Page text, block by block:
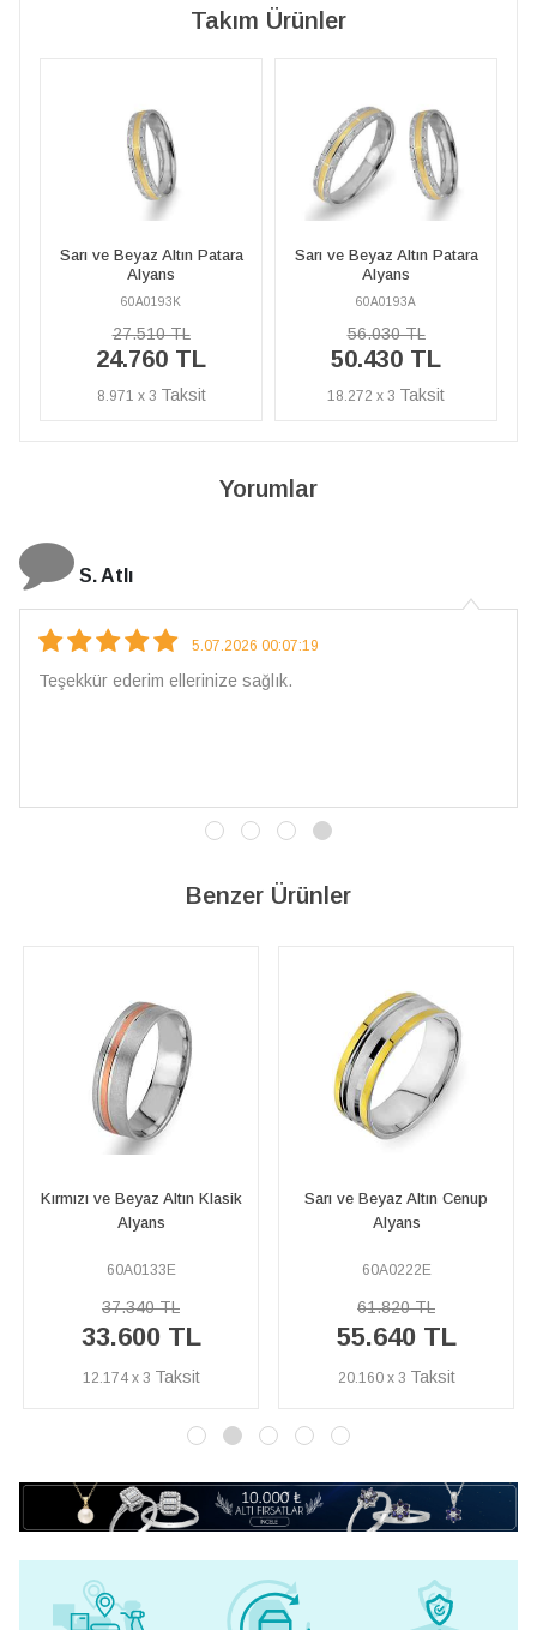
Takım Ürünler
Sarı ve Beyaz Altın Patara
Alyans
60A0193A
56.030 TL
50.430 TL
18.272 x 3
Sarı ve Beyaz Altın Patara
Alyans
60A0193K
27.510 TL
24.760 TL
8.971 x 3
Yorumlar
N. Elçi
4.08.2026 16:27:03
Çarpıcı ve olağanüstü bir işçilikle hazırlanmış bir mücevher.
Benzer Ürünler
Sarı ve Beyaz Altın Cenup
Alyans
60A0222E
61.820 TL
55.640 TL
20.160 x 3
Kırmızı, Sarı ve Beyaz Altın
Arran Alyans
60A0089E
77.870 TL
70.080 TL
25.391 x 3